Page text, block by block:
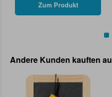
Zum Produkt
Andere Kunden kauften